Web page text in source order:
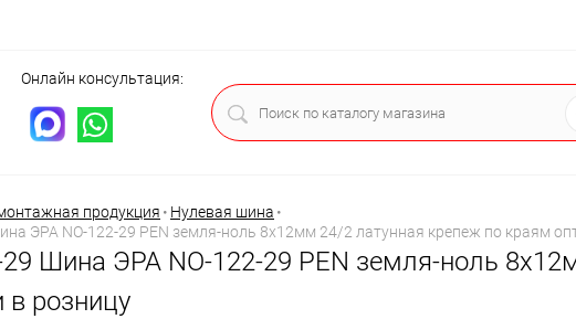
Онлайн консультация:
продукция • Нулевая шина •
ЭРА NO-122-29 PEN земля-ноль 8х12мм 24/2 латунная крепеж по краям
29 Шина ЭРА NO-122-29 PEN земля-ноль
в розницу